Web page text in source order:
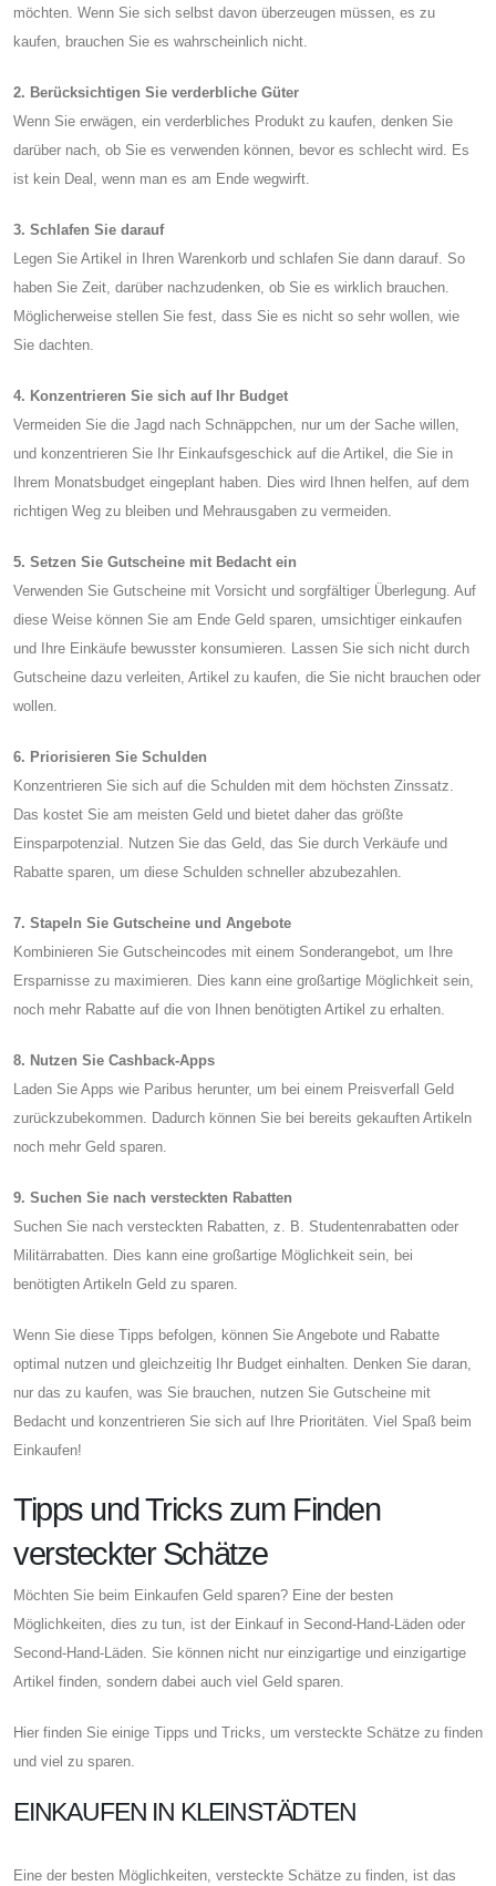
möchten. Wenn Sie sich selbst davon überzeugen müssen, es zu
kaufen, brauchen Sie es wahrscheinlich nicht.
2. Berücksichtigen Sie verderbliche Güter
Wenn Sie erwägen, ein verderbliches Produkt zu kaufen, denken Sie
darüber nach, ob Sie es verwenden können, bevor es schlecht wird. Es
ist kein Deal, wenn man es am Ende wegwirft.
3. Schlafen Sie darauf
Legen Sie Artikel in Ihren Warenkorb und schlafen Sie dann darauf. So
haben Sie Zeit, darüber nachzudenken, ob Sie es wirklich brauchen.
Möglicherweise stellen Sie fest, dass Sie es nicht so sehr wollen, wie
Sie dachten.
4. Konzentrieren Sie sich auf Ihr Budget
Vermeiden Sie die Jagd nach Schnäppchen, nur um der Sache willen,
und konzentrieren Sie Ihr Einkaufsgeschick auf die Artikel, die Sie in
Ihrem Monatsbudget eingeplant haben. Dies wird Ihnen helfen, auf dem
richtigen Weg zu bleiben und Mehrausgaben zu vermeiden.
5. Setzen Sie Gutscheine mit Bedacht ein
Verwenden Sie Gutscheine mit Vorsicht und sorgfältiger Überlegung. Auf
diese Weise können Sie am Ende Geld sparen, umsichtiger einkaufen
und Ihre Einkäufe bewusster konsumieren. Lassen Sie sich nicht durch
Gutscheine dazu verleiten, Artikel zu kaufen, die Sie nicht brauchen oder
wollen.
6. Priorisieren Sie Schulden
Konzentrieren Sie sich auf die Schulden mit dem höchsten Zinssatz.
Das kostet Sie am meisten Geld und bietet daher das größte
Einsparpotenzial. Nutzen Sie das Geld, das Sie durch Verkäufe und
Rabatte sparen, um diese Schulden schneller abzubezahlen.
7. Stapeln Sie Gutscheine und Angebote
Kombinieren Sie Gutscheincodes mit einem Sonderangebot, um Ihre
Ersparnisse zu maximieren. Dies kann eine großartige Möglichkeit sein,
noch mehr Rabatte auf die von Ihnen benötigten Artikel zu erhalten.
8. Nutzen Sie Cashback-Apps
Laden Sie Apps wie Paribus herunter, um bei einem Preisverfall Geld
zurückzubekommen. Dadurch können Sie bei bereits gekauften Artikeln
noch mehr Geld sparen.
9. Suchen Sie nach versteckten Rabatten
Suchen Sie nach versteckten Rabatten, z. B. Studentenrabatten oder
Militärrabatten. Dies kann eine großartige Möglichkeit sein, bei
benötigten Artikeln Geld zu sparen.
Wenn Sie diese Tipps befolgen, können Sie Angebote und Rabatte
optimal nutzen und gleichzeitig Ihr Budget einhalten. Denken Sie daran,
nur das zu kaufen, was Sie brauchen, nutzen Sie Gutscheine mit
Bedacht und konzentrieren Sie sich auf Ihre Prioritäten. Viel Spaß beim
Einkaufen!
Tipps und Tricks zum Finden
versteckter Schätze
Möchten Sie beim Einkaufen Geld sparen? Eine der besten
Möglichkeiten, dies zu tun, ist der Einkauf in Second-Hand-Läden oder
Second-Hand-Läden. Sie können nicht nur einzigartige und einzigartige
Artikel finden, sondern dabei auch viel Geld sparen.
Hier finden Sie einige Tipps und Tricks, um versteckte Schätze zu finden
und viel zu sparen.
EINKAUFEN IN KLEINSTÄDTEN
Eine der besten Möglichkeiten, versteckte Schätze zu finden, ist das